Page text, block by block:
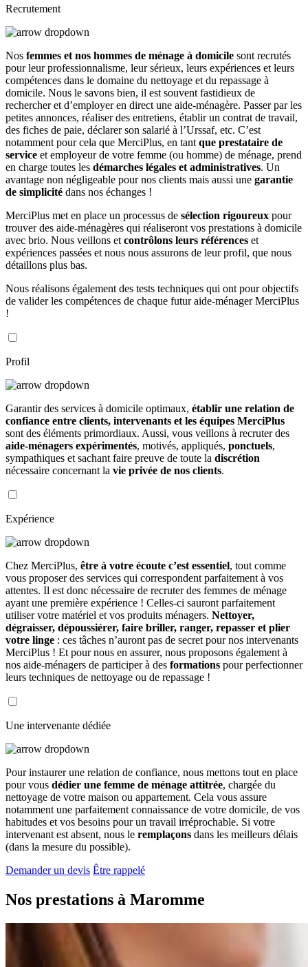
Recrutement
Nos femmes et nos hommes de ménage à domicile sont recrutés
pour leur professionnalisme, leur sérieux, leurs expériences et leurs
compétences dans le domaine du nettoyage et du repassage à
domicile. Nous le savons bien, il est souvent fastidieux de
rechercher et d’employer en direct une aide-ménagère. Passer par les
petites annonces, réaliser des entretiens, établir un contrat de travail,
des fiches de paie, déclarer son salarié à l’Urssaf, etc. C’est
notamment pour cela que MerciPlus, en tant que prestataire de
service et employeur de votre femme (ou homme) de ménage, prend
en charge toutes les démarches légales et administratives. Un
avantage non négligeable pour nos clients mais aussi une garantie
de simplicité dans nos échanges !
MerciPlus met en place un processus de sélection rigoureux pour
trouver des aide-ménagères qui réaliseront vos prestations à domicile
avec brio. Nous veillons et contrôlons leurs références et
expériences passées et nous nous assurons de leur profil, que nous
détaillons plus bas.
Nous réalisons également des tests techniques qui ont pour objectifs
de valider les compétences de chaque futur aide-ménager MerciPlus
!
Profil
Garantir des services à domicile optimaux, établir une relation de
confiance entre clients, intervenants et les équipes MerciPlus
sont des éléments primordiaux. Aussi, vous veillons à recruter des
aide-ménagers expérimentés, motivés, appliqués, ponctuels,
sympathiques et sachant faire preuve de toute la discrétion
nécessaire concernant la vie privée de nos clients.
Expérience
Chez MerciPlus, être à votre écoute c’est essentiel, tout comme
vous proposer des services qui correspondent parfaitement à vos
attentes. Il est donc nécessaire de recruter des femmes de ménage
ayant une première expérience ! Celles-ci sauront parfaitement
utiliser votre matériel et vos produits ménagers. Nettoyer,
dégraisser, dépoussiérer, faire briller, ranger, repasser et plier
votre linge : ces tâches n’auront pas de secret pour nos intervenants
MerciPlus ! Et pour nous en assurer, nous proposons également à
nos aide-ménagers de participer à des formations pour perfectionner
leurs techniques de nettoyage ou de repassage !
Une intervenante dédiée
Pour instaurer une relation de confiance, nous mettons tout en place
pour vous dédier une femme de ménage attitrée, chargée du
nettoyage de votre maison ou appartement. Cela vous assure
notamment une parfaitement connaissance de votre domicile, de vos
habitudes et vos besoins pour un travail irréprochable. Si votre
intervenant est absent, nous le remplaçons dans les meilleurs délais
(dans la mesure du possible).
Demander un devis Être rappelé
Nos prestations à Maromme